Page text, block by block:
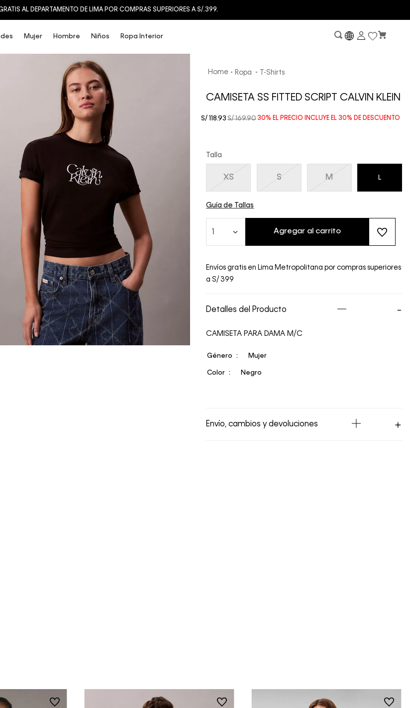
AL DEPARTAMENTO DE LIMA POR COMPRAS SUPERIORES A S/.399.
Mujer Hombre Niños Ropa Interior
Ropa T-Shirts
CAMISETA SS FITTED SCRIPT CALVIN KLEIN
30% EL PRECIO INCLUYE EL 30% DE DESCUENTO
S/ 169.90
S/ 118.93
Talla
L
M
S
XS
Guía de Tallas
1 Agregar al carrito
Envíos gratis en Lima Metropolitana por compras superiores
a S/ 399
Detalles del Producto
CAMISETA PARA DAMA M/C
Género Mujer
Color Negro
Envío, cambios y devoluciones